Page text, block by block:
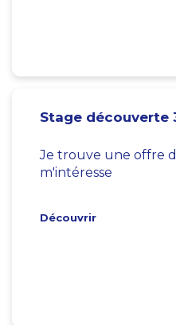
Stage découverte
Je trouve une offre
m'intéresse
Découvrir